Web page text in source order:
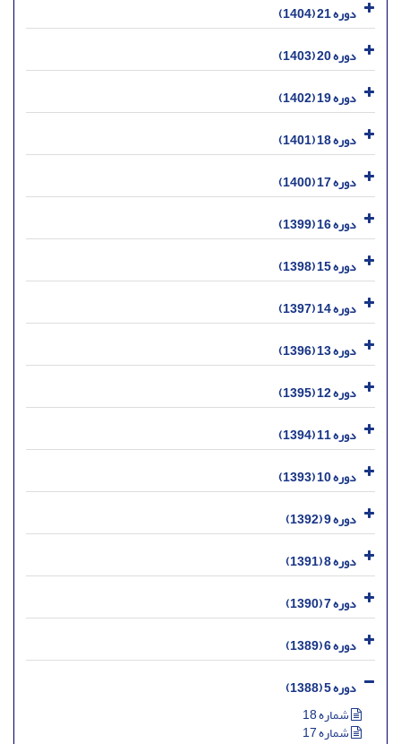
دوره 21 (1404)
دوره 20 (1403)
دوره 19 (1402)
دوره 18 (1401)
دوره 17 (1400)
دوره 16 (1399)
دوره 15 (1398)
دوره 14 (1397)
دوره 13 (1396)
دوره 12 (1395)
دوره 11 (1394)
دوره 10 (1393)
دوره 9 (1392)
دوره 8 (1391)
دوره 7 (1390)
دوره 6 (1389)
دوره 5 (1388)
شماره 18
شماره 17